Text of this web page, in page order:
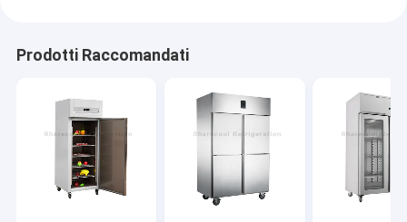
Prodotti Raccomandati